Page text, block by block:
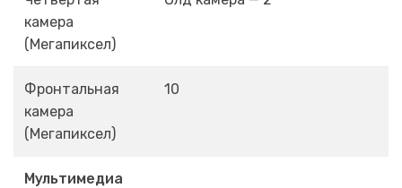
камера
(Мегапиксел)
Фронтальная
камера
(Мегапиксел)
10
Мультимедиа